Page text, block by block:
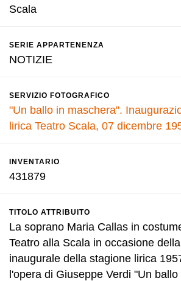
Scala
SERIE APPARTENENZA
NOTIZIE
SERVIZIO FOTOGRAFICO
"Un ballo in maschera".
lirica Teatro Scala, 07 dicembre
INVENTARIO
431879
TITOLO ATTRIBUITO
La soprano Maria Callas in
Teatro alla Scala in occasione
inaugurale della stagione lirica
l'opera di Giuseppe Verdi "Un